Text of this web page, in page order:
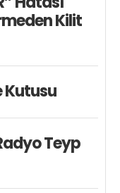
Kilit
Kutusu
Teyp